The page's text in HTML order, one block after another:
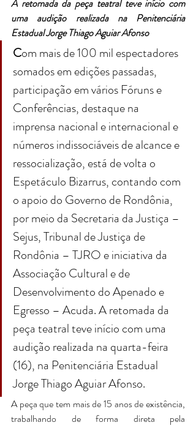
A retomada da peça teatral teve início com
uma audição realizada na Penitenciária
Estadual Jorge Thiago Aguiar Afonso
Com mais de 100 mil espectadores
somados em edições passadas,
participação em vários Fóruns e
Conferências, destaque na
imprensa nacional e internacional e
números indissociáveis de alcance e
ressocialização, está de volta o
Espetáculo Bizarrus, contando com
o apoio do Governo de Rondônia,
por meio da Secretaria da Justiça –
Sejus, Tribunal de Justiça de
Rondônia – TJRO e iniciativa da
Associação Cultural e de
Desenvolvimento do Apenado e
Egresso – Acuda. A retomada da
peça teatral teve início com uma
audição realizada na quarta-feira
(16), na Penitenciária Estadual
Jorge Thiago Aguiar Afonso.
A peça que tem mais de 15 anos de existência,
trabalhando de forma direta pela